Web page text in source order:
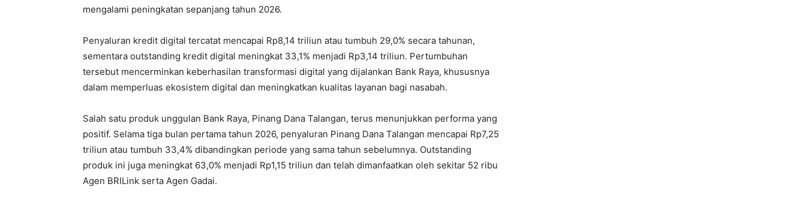
mengalami peningkatan sepanjang tahun 2026.
Penyaluran kredit digital tercatat mencapai Rp8,14 triliun atau tumbuh 29,0% secara tahunan,
sementara outstanding kredit digital meningkat 33,1% menjadi Rp3,14 triliun. Pertumbuhan
tersebut mencerminkan keberhasilan transformasi digital yang dijalankan Bank Raya, khususnya
dalam memperluas ekosistem digital dan meningkatkan kualitas layanan bagi nasabah.
Salah satu produk unggulan Bank Raya, Pinang Dana Talangan, terus menunjukkan performa yang
positif. Selama tiga bulan pertama tahun 2026, penyaluran Pinang Dana Talangan mencapai Rp7,25
triliun atau tumbuh 33,4% dibandingkan periode yang sama tahun sebelumnya. Outstanding
produk ini juga meningkat 63,0% menjadi Rp1,15 triliun dan telah dimanfaatkan oleh sekitar 52 ribu
Agen BRILink serta Agen Gadai.